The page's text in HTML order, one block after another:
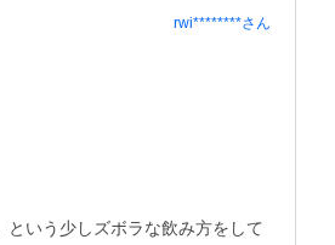
rwi********さん
いう少しズボラな飲み方をして